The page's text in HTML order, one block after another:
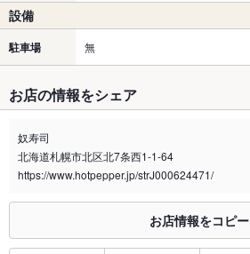
設備
駐車場 無
お店の情報をシェア
奴寿司
北海道札幌市北区北7条西1-1-64
https://www.hotpepper.jp/strJ000624471/
お店情報をコピー